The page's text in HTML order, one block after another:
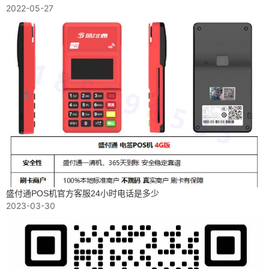
2022-05-27
盛付通POS机官方客服24小时电话是多少
2023-03-30